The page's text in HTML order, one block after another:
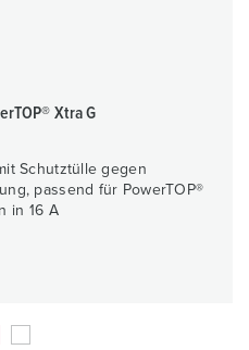
Xtra G
Schutztülle gegen
passend für PowerTOP®
in 16 A